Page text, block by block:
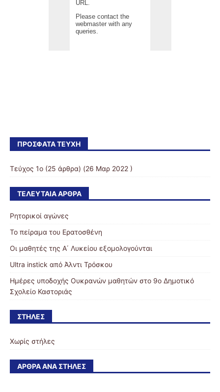
ΠΡΌΣΦΑΤΑ ΤΕΎΧΗ
Τεύχος 1ο (25 άρθρα) (26 Μαρ 2022 )
ΤΕΛΕΥΤΑΊΑ ΆΡΘΡΑ
Ρητορικοί αγώνες
Το πείραμα του Ερατοσθένη
Οι μαθητές της Α΄ Λυκείου εξομολογούνται
Ultra instick από Άλντι Τρόσκου
Ημέρες υποδοχής Ουκρανών μαθητών στο 9ο Δημοτικό
Σχολείο Καστοριάς
ΣΤΉΛΕΣ
Χωρίς στήλες
ΆΡΘΡΑ ΑΝΆ ΣΤΉΛΕΣ